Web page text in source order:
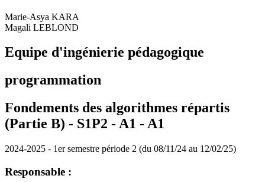
Marie-Asya KARA
Magali LEBLOND
Equipe d'ingénierie pédagogique
programmation
Fondements des algorithmes répartis
(Partie B) - S1P2 - A1 -A1
2024-2025 - 1er semestre période 2 (du 08/11/24 au 12/02/25)
Responsable :